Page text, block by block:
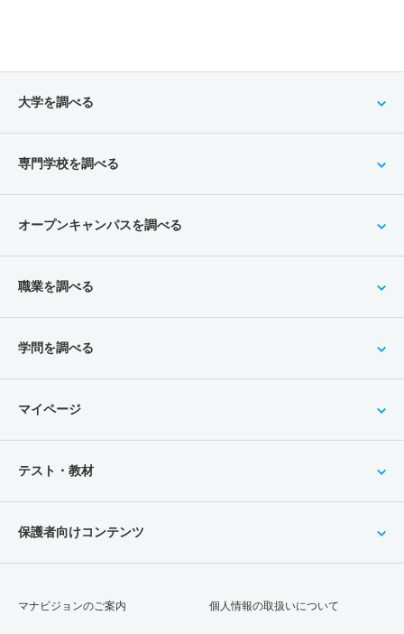
大学を調べる
専門学校を調べる
オープンキャンパスを調べる
職業を調べる
学問を調べる
マイページ
テスト・教材
保護者向けコンテンツ
マナビジョンのご案内 個人情報の取扱いについて